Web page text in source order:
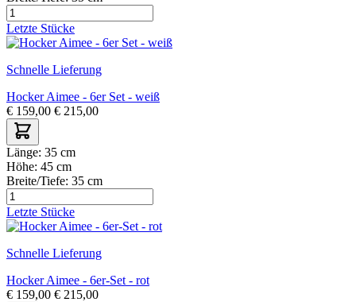
Letzte Stücke
Schnelle Lieferung
Hocker Aimee - 6er Set - weiß
€ 159,00 € 215,00
Länge: 35 cm
Höhe: 45 cm
Breite/Tiefe: 35 cm
Letzte Stücke
Schnelle Lieferung
Hocker Aimee - 6er-Set - rot
€ 159,00 € 215,00